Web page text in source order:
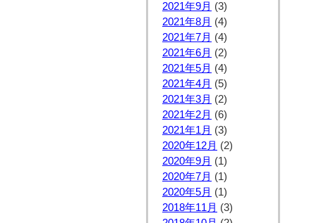
2021年9月 (3)
2021年8月 (4)
2021年7月 (4)
2021年6月 (2)
2021年5月 (4)
2021年4月 (5)
2021年3月 (2)
2021年2月 (6)
2021年1月 (3)
2020年12月 (2)
2020年9月 (1)
2020年7月 (1)
2020年5月 (1)
2018年11月 (3)